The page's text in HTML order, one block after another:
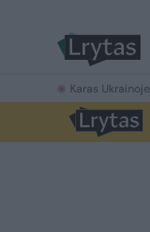
Karas Ukrainoje